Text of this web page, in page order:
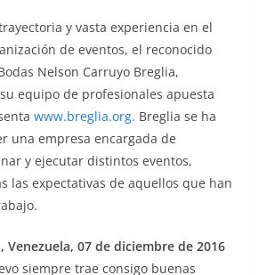
y vasta experiencia en el
de eventos, el reconocido
Nelson Carruyo Breglia,
equipo de profesionales apuesta
www.breglia.org. Breglia se ha
una empresa encargada de
y ejecutar distintos eventos,
las expectativas de aquellos que han
Venezuela, 07 de diciembre de 2016
siempre trae consigo buenas